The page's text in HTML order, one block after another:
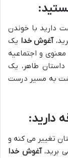
دارید با خوندن
آغوش خدا یک
و اجتماعیه
داستان طاهر، یک
به مسیر درست
دارید:
تغییر می کنه و
برید،آغوش خدا